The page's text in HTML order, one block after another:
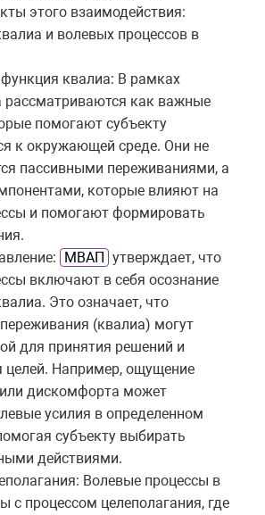
этого взаимодействия:
и волевых процессов в
квалиа: В рамках
рассматриваются как важные
помогают субъекту
к окружающей среде. Они не
пассивными переживаниями, а
которые влияют на
и помогают формировать
МВАП утверждает, что
включают в себя осознание
Это означает, что
(квалиа) могут
для принятия решений и
Например, ощущение
дискомфорта может
усилия в определенном
субъекту выбирать
действиями.
Волевые процессы в
с процессом целеполагания, где